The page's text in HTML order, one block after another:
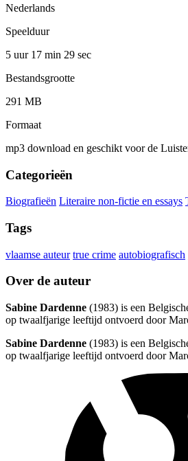
Nederlands
Speelduur
5 uur 17 min 29 sec
Bestandsgrootte
291 MB
Formaat
mp3 download en geschikt voor de
Categorieën
Biografieën Literaire non-fictie en essays
Tags
vlaamse auteur true crime autobiografisch
Over de auteur
Sabine Dardenne (1983) is een
op twaalfjarige leeftijd ontvoerd door
Sabine Dardenne (1983) is een
op twaalfjarige leeftijd ontvoerd door